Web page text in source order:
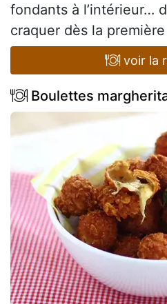
fondants à l’intérieur…
craquer dès la
voir la
Boulettes